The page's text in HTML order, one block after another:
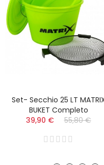
Set- Secchio 25 LT
BUKET Completo
39,90 €
55,80 €